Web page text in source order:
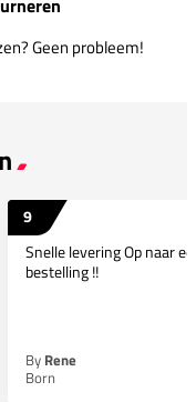
Geen probleem!
9
Snelle levering Op naar
bestelling !!
By Rene
Born